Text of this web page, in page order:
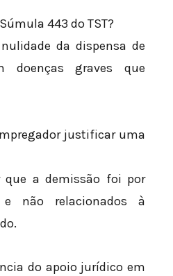
443 do TST?
da dispensa de
doenças graves que
justificar uma
que a demissão foi por
e não relacionados à
do apoio jurídico em